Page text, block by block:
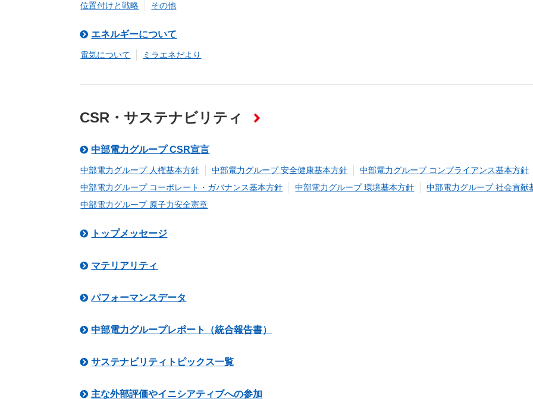
位置付けと戦略 その他
エネルギーについて
電気について ミラエネだより
CSR・サステナビリティ
中部電力グループ CSR宣言
中部電力グループ 人権基本方針 中部電力グループ 安全健康基本方針
中部電力グループ コンプライアンス基本方針
中部電力グループ コーポレート・ガバナンス基本方針
中部電力グループ 環境基本方針 中部電力グループ 社会貢献
中部電力グループ 原子力安全憲章
トップメッセージ
マテリアリティ
パフォーマンスデータ
中部電力グループレポート（統合報告書）
サステナビリティトピックス一覧
主な外部評価やイニシアティブへの参加